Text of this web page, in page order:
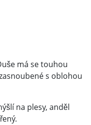
má se touhou
s oblohou
na plesy, anděl